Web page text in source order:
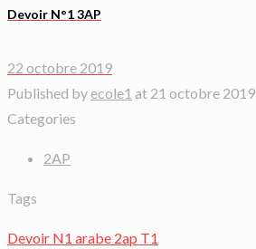
Devoir N°1 3AP
22 octobre 2019
Published by ecole1 at 21 octobre 2019
Categories
2AP
Tags
Devoir N1 arabe 2ap T1